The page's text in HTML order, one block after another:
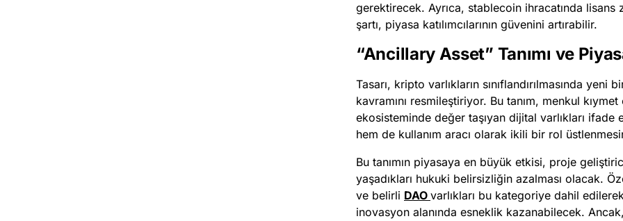
gerektirecek. Ayrıca, stablecoin ihracatında
şartı, piyasa katılımcılarının güvenini artırabilir.
“Ancillary Asset” Tanımı ve
Tasarı, kripto varlıkların sınıflandırılmasında
kavramını resmileştiriyor. Bu tanım, menkul
ekosisteminde değer taşıyan dijital varlıkları ifade
hem de kullanım aracı olarak ikili bir rol
Bu tanımın piyasaya en büyük etkisi, proje
yaşadıkları hukuki belirsizliğin azalması olacak.
ve belirli DAO varlıkları bu kategoriye dahil
inovasyon alanında esneklik kazanabilecek.